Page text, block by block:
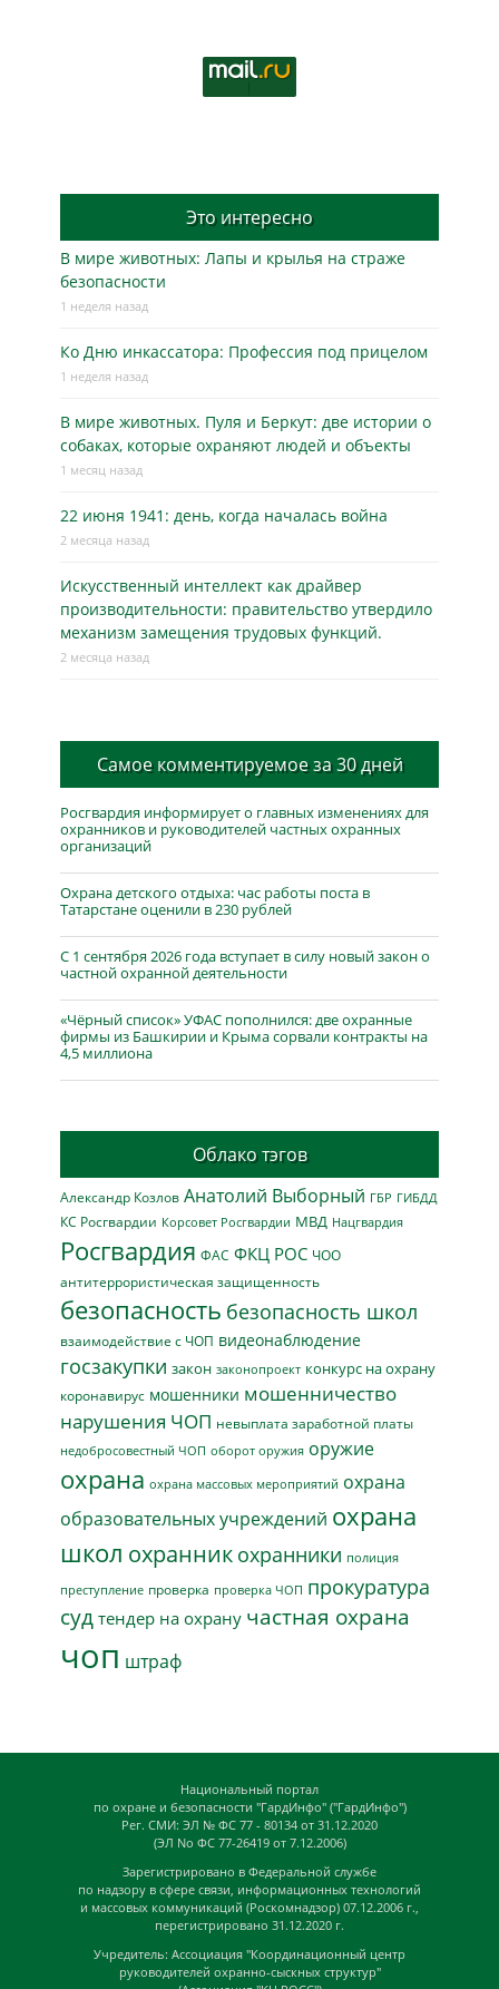
Это интересно
В мире животных: Лапы и крылья на страже
безопасности
1 неделя назад
Ко Дню инкассатора: Профессия под прицелом
1 неделя назад
В мире животных. Пуля и Беркут: две истории о
собаках, которые охраняют людей и объекты
1 месяц назад
22 июня 1941: день, когда началась война
2 месяца назад
Искусственный интеллект как драйвер
производительности: правительство утвердило
механизм замещения трудовых функций.
2 месяца назад
Самое комментируемое за 30 дней
Росгвардия информирует о главных изменениях для
охранников и руководителей частных охранных
организаций
Охрана детского отдыха: час работы поста в
Татарстане оценили в 230 рублей
С 1 сентября 2026 года вступает в силу новый закон о
частной охранной деятельности
«Чёрный список» УФАС пополнился: две охранные
фирмы из Башкирии и Крыма сорвали контракты на
4,5 миллиона
Облако тэгов
Александр Козлов Анатолий Выборный ГБР ГИБДД
КС Росгвардии Корсовет Росгвардии МВД Нацгвардия
Росгвардия ФАС ФКЦ РОС ЧОО
антитеррористическая защищенность
безопасность безопасность школ
взаимодействие с ЧОП видеонаблюдение
госзакупки закон законопроект конкурс на охрану
коронавирус мошенники мошенничество
нарушения ЧОП невыплата заработной платы
недобросовестный ЧОП оборот оружия оружие
охрана охрана массовых мероприятий охрана
образовательных учреждений охрана
школ охранник охранники полиция
преступление проверка проверка ЧОП прокуратура
суд тендер на охрану частная охрана
чоп штраф
Национальный портал
по охране и безопасности "ГардИнфо" ("ГардИнфо")
Рег. СМИ: ЭЛ № ФС 77 - 80134 от 31.12.2020
(ЭЛ No ФС 77-26419 от 7.12.2006)
Зарегистрировано в Федеральной службе
по надзору в сфере связи, информационных технологий
и массовых коммуникаций (Роскомнадзор) 07.12.2006 г.,
перегистрировано 31.12.2020 г.
Учредитель: Ассоциация "Координационный центр
руководителей охранно-сыскных структур"